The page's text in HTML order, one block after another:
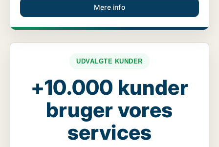
Mere info
UDVALGTE KUNDER
+10.000 kunder
bruger vores
services